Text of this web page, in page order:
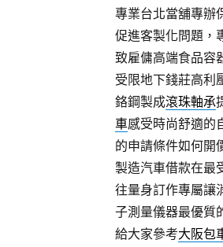
專業台北當舖專辦
促進客製化問題，
致雇傭高端食品容
受限地下錢莊高利
鉻鋼製成滾珠軸承
車感受時尚舒適的
的申請條件如何開
製造汽車借款在最
往量身訂作專屬讓
子測量儀器最優質
給大家參考大阪包